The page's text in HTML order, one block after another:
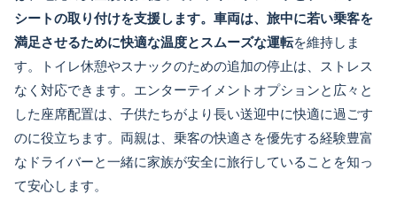
シートの取り付けを支援します。車両は、旅中に若い乗客を
満足させるために快適な温度とスムーズな運転を維持しま
す。トイレ休憩やスナックのための追加の停止は、ストレス
なく対応できます。エンターテイメントオプションと広々と
した座席配置は、子供たちがより長い送迎中に快適に過ごす
のに役立ちます。両親は、乗客の快適さを優先する経験豊富
なドライバーと一緒に家族が安全に旅行していることを知っ
て安心します。